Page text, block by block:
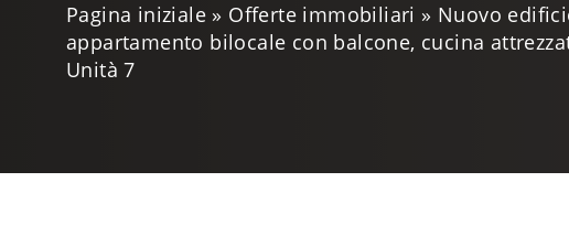
Pagina iniziale Offerte immobiliari
Nuovo
appartamento bilocale con balcone, cucina
Unità 7